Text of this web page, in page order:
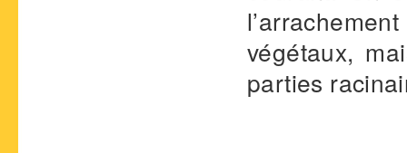
végétaux,
parties